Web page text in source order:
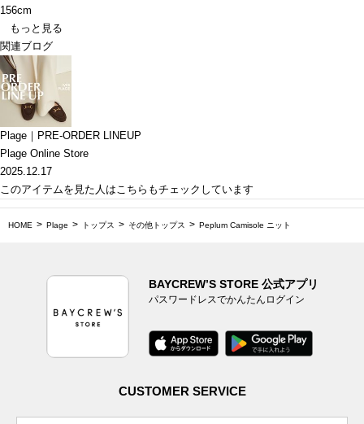
156cm
もっと見る
関連ブログ
Plage｜PRE-ORDER LINEUP
Plage Online Store
2025.12.17
このアイテムを見た人はこちらもチェックしています
HOME Plage トップス その他トップス Peplum Camisole ニット
BAYCREW’S STORE 公式アプリ
パスワードレスでかんたんログイン
CUSTOMER SERVICE